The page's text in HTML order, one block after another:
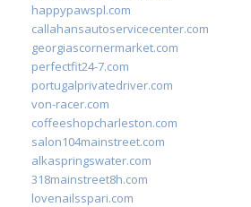
happypawspl.com
callahansautoservicecenter.com
georgiascornermarket.com
perfectfit24-7.com
portugalprivatedriver.com
von-racer.com
coffeeshopcharleston.com
salon104mainstreet.com
alkaspringswater.com
318mainstreet8h.com
lovenailsspari.com